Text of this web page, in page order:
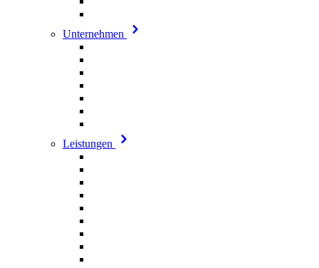
Unternehmen
Leistungen